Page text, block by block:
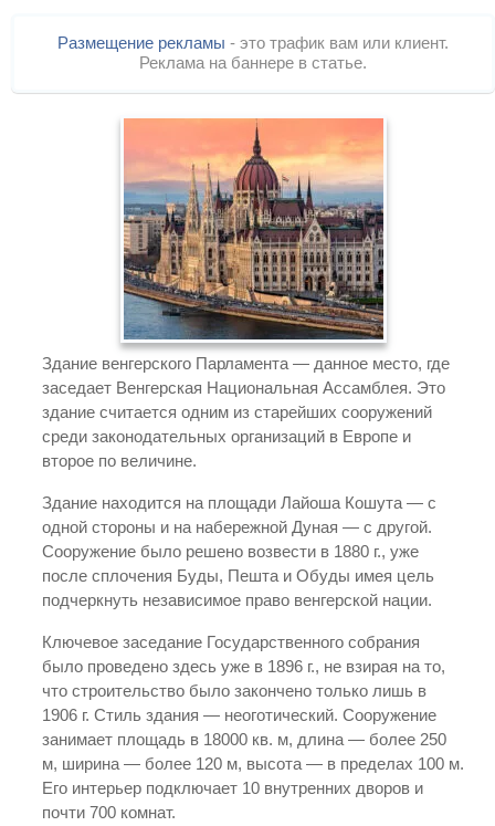
Размещение рекламы - это трафик вам или клиент.
Реклама на баннере в статье.
Здание венгерского Парламента — данное место, где
заседает Венгерская Национальная Ассамблея. Это
здание считается одним из старейших сооружений
среди законодательных организаций в Европе и
второе по величине.
Здание находится на площади Лайоша Кошута — с
одной стороны и на набережной Дуная — с другой.
Сооружение было решено возвести в 1880 г., уже
после сплочения Буды, Пешта и Обуды имея цель
подчеркнуть независимое право венгерской нации.
Ключевое заседание Государственного собрания
было проведено здесь уже в 1896 г., не взирая на то,
что строительство было закончено только лишь в
1906 г. Стиль здания — неоготический. Сооружение
занимает площадь в 18000 кв. м, длина — более 250
м, ширина — более 120 м, высота — в пределах 100 м.
Его интерьер подключает 10 внутренних дворов и
почти 700 комнат.